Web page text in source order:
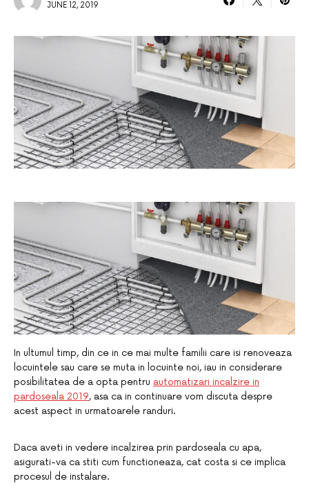
JUNE 12, 2019
In ultumul timp, din ce in ce mai multe familii care isi renoveaza
locuintele sau care se muta in locuinte noi, iau in considerare
posibilitatea de a opta pentru automatizari incalzire in
pardoseala 2019, asa ca in continuare vom discuta despre
acest aspect in urmatoarele randuri.
Daca aveti in vedere incalzirea prin pardoseala cu apa,
asigurati-va ca stiti cum functioneaza, cat costa si ce implica
procesul de instalare.